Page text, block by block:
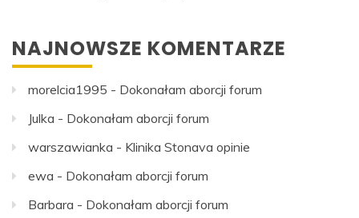
NAJNOWSZE KOMENTARZE
morelcia1995 - Dokonałam aborcji forum
Julka - Dokonałam aborcji forum
warszawianka - Klinika Stonava opinie
ewa - Dokonałam aborcji forum
Barbara - Dokonałam aborcji forum